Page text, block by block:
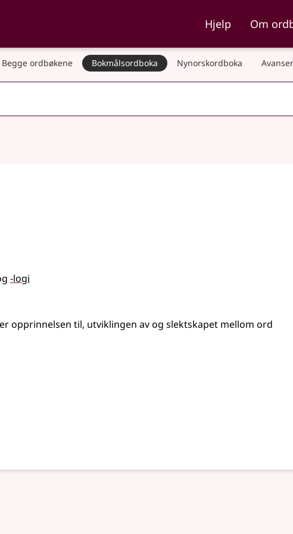
og NynorskordbokaHjelp Om
Begge ordbøkene Bokmålsordboka Nynorskordboka
-logi
opprinnelsen til, utviklingen av og slektskapet mellom ord